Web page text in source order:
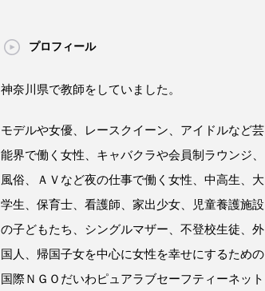
プロフィール
神奈川県で教師をしていました。
モデルや女優、レースクイーン、アイドルなど芸
能界で働く女性、キャバクラや会員制ラウンジ、
風俗、ＡＶなど夜の仕事で働く女性、中高生、大
学生、保育士、看護師、家出少女、児童養護施設
の子どもたち、シングルマザー、不登校生徒、外
国人、帰国子女を中心に女性を幸せにするための
国際ＮＧＯだいわピュアラブセーフティーネット